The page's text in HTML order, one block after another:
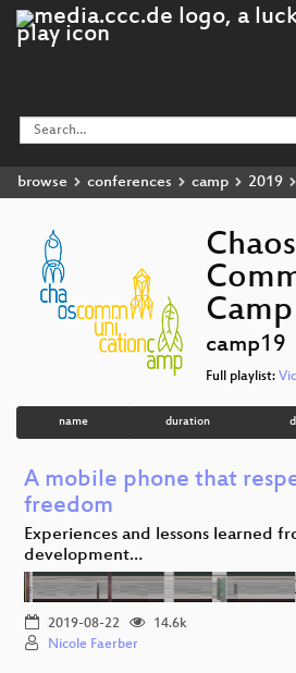
browse conferences camp 2019
Chaos
camp19
Full playlist:
name duration
A mobile phone that
freedom
Experiences and lessons learned
development…
2019-08-22
14.6k
Nicole Faerber